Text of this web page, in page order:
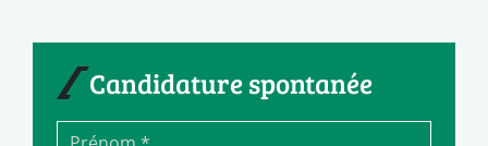
Candidature spontanée